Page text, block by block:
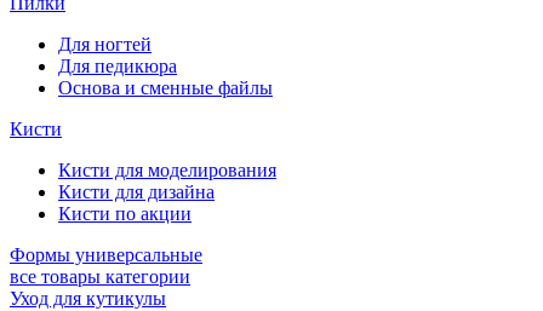
Для ногтей
Для педикюра
Основа и сменные файлы
Кисти
Кисти для моделирования
Кисти для дизайна
Кисти по акции
Формы универсальные
все товары категории
Уход для кутикулы